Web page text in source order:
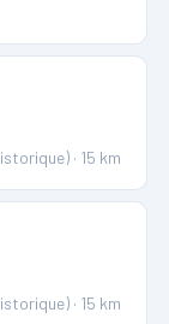
· 15 km
· 15 km